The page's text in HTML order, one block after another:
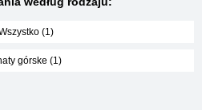
(1)
górske (1)